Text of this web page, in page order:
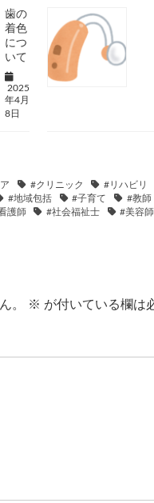
歯の
着色
につ
いて
2025
年4月
8日
#クリニック #リハビリ
#地域包括 #子育て #教師
護師 #社会福祉士 #美容師
。 ※ が付いている欄は